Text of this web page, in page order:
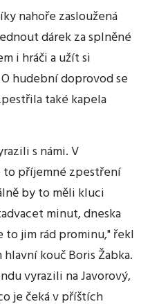
nahoře zasloužená
dárek za splněné
i hráči a užít si
hudební doprovod se
také kapela
s námi. V
příjemné zpestření
by to měli kluci
minut, dneska
jim rád prominu," řekl
kouč Boris Žabka.
vyrazili na Javorový,
je čeká v příštích